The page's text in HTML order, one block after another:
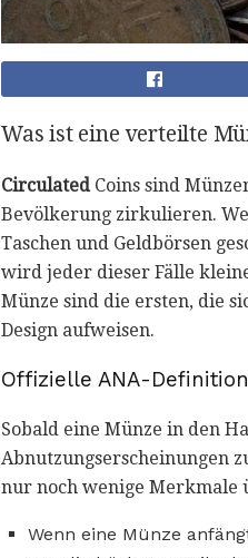
Was ist eine verteilte
Circulated Coins sind
Bevölkerung zirkulieren.
Taschen und Geldbörsen
wird jeder dieser Fälle
Münze sind die ersten, die
Design aufweisen.
Offizielle ANA-Definition
Sobald eine Münze in den
Abnutzungserscheinungen
nur noch wenige Merkmale
Wenn eine Münze